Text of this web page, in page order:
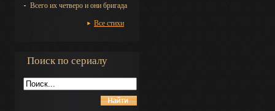
Всего их четверо и они бригада
Все стихи
Поиск по сериалу